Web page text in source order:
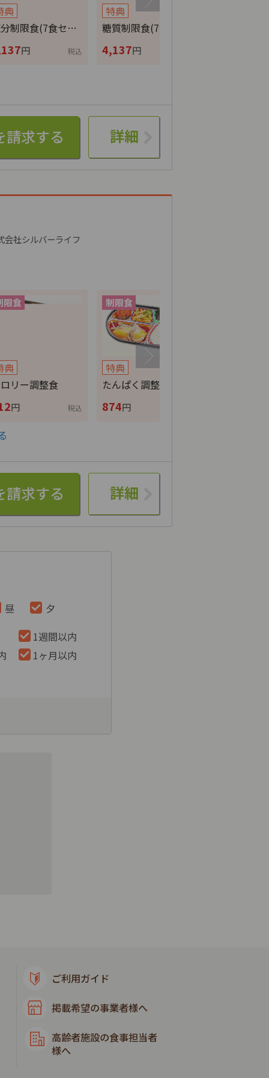
典
制限食(7食セ…
円 税込
特典
糖質制限食(7食セ…
4,137円
詳細
会社シルバーライフ
典
リー調整食
円 税込
特典
たんぱく調整食
874円
詳細
昼
夕
1週間以内
1ヶ月以内
ご利用ガイド
掲載希望の事業者様へ
高齢者施設の食事担当者
様へ